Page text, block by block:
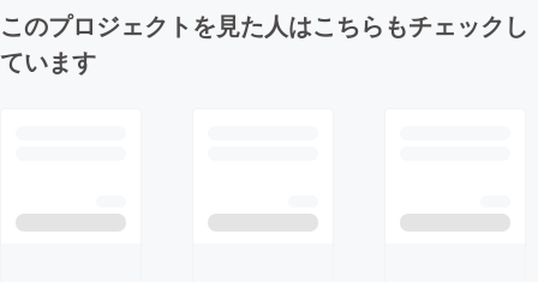
このプロジェクトを見た人はこちらもチェックし
ています